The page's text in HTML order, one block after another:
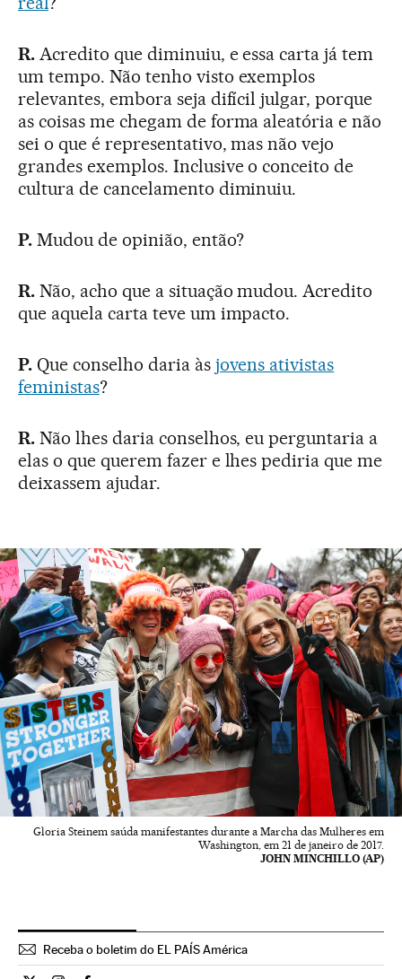
R. Acredito que diminuiu, e essa carta já tem
um tempo. Não tenho visto exemplos
relevantes, embora seja difícil julgar, porque
as coisas me chegam de forma aleatória e não
sei o que é representativo, mas não vejo
grandes exemplos. Inclusive o conceito de
cultura de cancelamento diminuiu.
P. Mudou de opinião, então?
R. Não, acho que a situação mudou. Acredito
que aquela carta teve um impacto.
P. Que conselho daria às jovens ativistas
feministas?
R.Não lhes daria conselhos, eu perguntaria a
elas o que querem fazer e lhes pediria que me
deixassem ajudar.
Gloria Steinem saúda manifestantes durante a Marcha das Mulheres em
Washington, em 21 de janeiro de 2017.
JOHN MINCHILLO (AP)
Receba o boletim do EL PAÍS América